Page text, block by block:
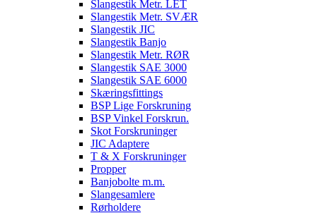
Slangestik Metr. LET
Slangestik Metr. SVÆR
Slangestik JIC
Slangestik Banjo
Slangestik Metr. RØR
Slangestik SAE 3000
Slangestik SAE 6000
Skæringsfittings
BSP Lige Forskruning
BSP Vinkel Forskrun.
Skot Forskruninger
JIC Adaptere
T & X Forskruninger
Propper
Banjobolte m.m.
Slangesamlere
Rørholdere